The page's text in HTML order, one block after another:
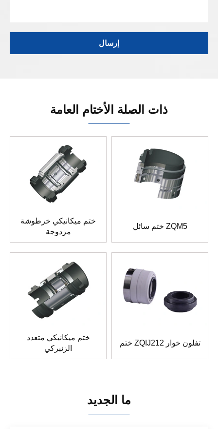
ذات الصلة الأختام العامة
ختم ميكانيكي خرطوشة
مزدوجة
ختم سائل ZQM5
ختم ميكانيكي متعدد
الزنبركي
ختم ZQIJ212 تفلون خوار
ما الجديد